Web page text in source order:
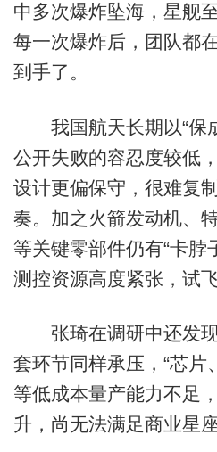
中多次爆炸坠海，星舰
每一次爆炸后，团队
到手了。
我国航天长期以“保
公开失败的容忍度较低
设计更偏保守，很难复
奏。加之火箭发动机、
等关键零部件仍有“卡脖
测控资源高度紧张，试
张琦在调研中还发现
套环节同样承压，“芯片
等低成本量产能力不足
升，尚无法满足商业星